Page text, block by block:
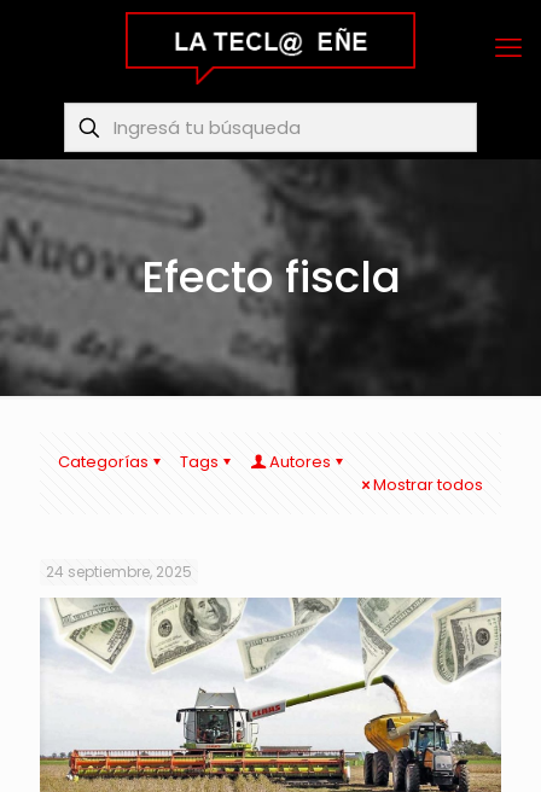
Efecto fiscla
Categorías Tags
Autores
Mostrar todos
24 septiembre, 2025